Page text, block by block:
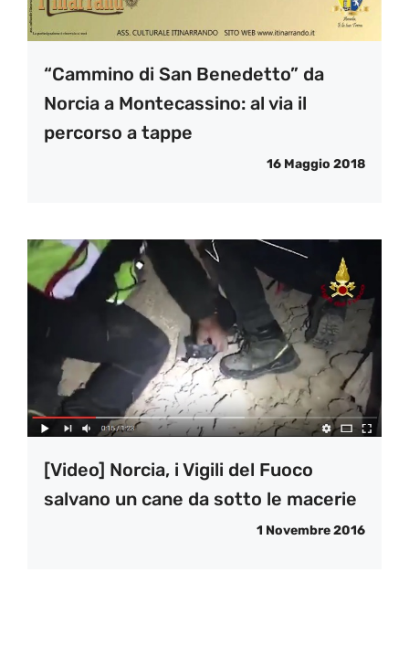
“Cammino di San Benedetto” da
Norcia a Montecassino: al via il
percorso a tappe
16 Maggio 2018
[Video] Norcia, i Vigili del Fuoco
salvano un cane da sotto le macerie
1 Novembre 2016